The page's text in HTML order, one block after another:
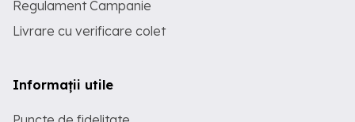
Regulament Campanie
Livrare cu verificare colet
Informații utile